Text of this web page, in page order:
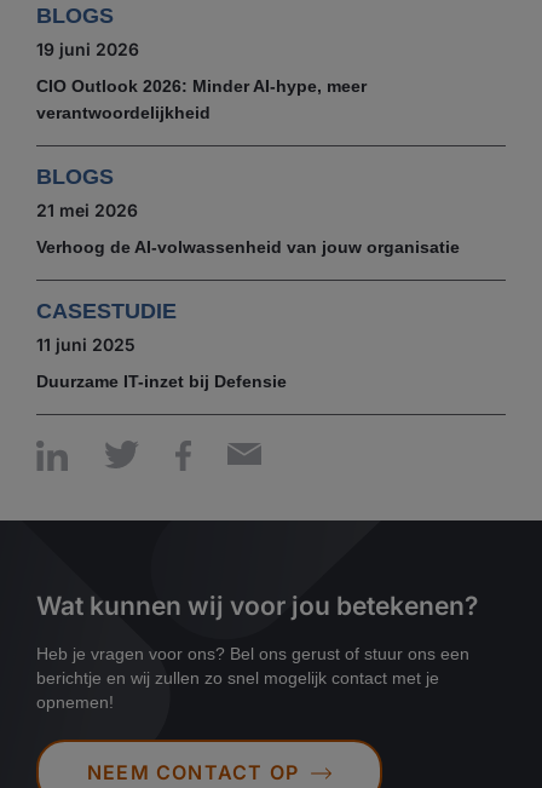
BLOGS
19 juni 2026
CIO Outlook 2026: Minder AI-hype, meer
verantwoordelijkheid
BLOGS
21 mei 2026
Verhoog de AI-volwassenheid van jouw organisatie
CASESTUDIE
11 juni 2025
Duurzame IT-inzet bij Defensie
Wat kunnen wij voor jou betekenen?
Heb je vragen voor ons? Bel ons gerust of stuur ons een
berichtje en wij zullen zo snel mogelijk contact met je
opnemen!
NEEM CONTACT OP